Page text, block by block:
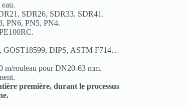
SDR26, SDR33, SDR41.
PN6, PN5, PN4.
GOST18599, DIPS, ASTM F714…
m/rouleau pour DN20-63 mm.
première, durant le processus